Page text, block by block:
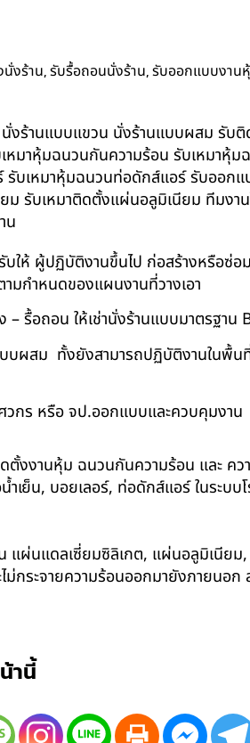
งร้าน,รับรื้อถอนนั่งร้าน,รับออกแบบงาน
นั่งร้านแบบแขวน นั่งร้านแบบผสม รับ
าหุ้มฉนวนกันความร้อน รับเหมาหุ้ม
บเหมาหุ้มฉนวนท่อดักส์แอร์ รับออก
รับเหมาติดตั้งแผ่นอลูมิเนียม ทีมงา
น
บให้ ผู้ปฏิบัติงานขึ้นไป ก่อสร้างหรือ
มกำหนดของแผนงานที่วางเอา
รื้อถอน ให้เช่านั่งร้านแบบมาตรฐาน
บผสม ทั้งยังสามารถปฏิบัติงานในพื้
วกร หรือ จป.ออกแบบและควบคุมงาน
ตั้งงานหุ้ม ฉนวนกันความร้อน และ ค
น, บอยเลอร์, ท่อดักส์แอร์ ในระบบโ
นแดลเซี่ยมซิลิเกต, แผ่นอลูมิเนียม,
ระจายความร้อนออกมายังภายนอก
านี้